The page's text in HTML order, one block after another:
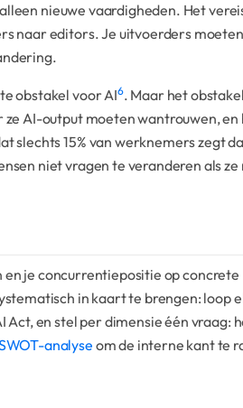
nieuwe vaardigheden. Het
naar editors. Je uitvoerders
obstakel voor AI6. Maar het
AI-output moeten wantrouwen, en
slechts 15% van werknemers zegt
niet vragen te veranderen als ze
en je concurrentiepositie op concrete
in kaart te brengen: loop
en stel per dimensie één vraag:
analyseom de interne kant te